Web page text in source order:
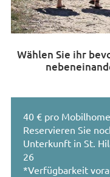
Wählen Sie ihr
40 € pro
Reservieren Sie
Unterkunft in St.
26
*Verfügbarkeit